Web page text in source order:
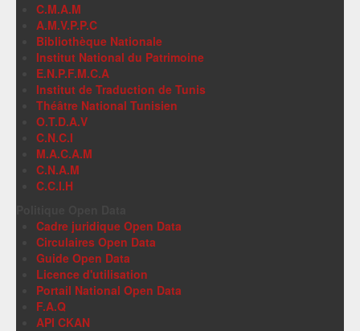
C.M.A.M
A.M.V.P.P.C
Bibliothèque Nationale
Institut National du Patrimoine
E.N.P.F.M.C.A
Institut de Traduction de Tunis
Théâtre National Tunisien
O.T.D.A.V
C.N.C.I
M.A.C.A.M
C.N.A.M
C.C.I.H
Cadre juridique Open Data
Circulaires Open Data
Guide Open Data
Licence d'utilisation
Portail National Open Data
F.A.Q
API CKAN